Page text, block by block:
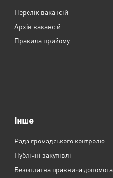
Перелік вакансій
Архів вакансій
Правила прийому
Інше
Рада громадського контролю
Публічні закупівлі
Безоплатна правнича допомога